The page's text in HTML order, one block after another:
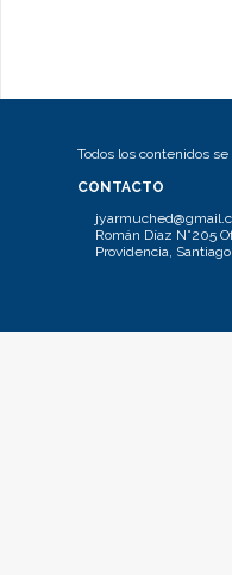
Todos los contenidos
CONTACTO
Román Díaz N°205
Providencia,